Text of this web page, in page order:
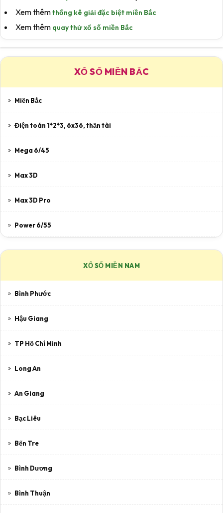
Xem thêmthống kê giải đặc biệt miền Bắc
Xem thêm quay thử xổ số miền Bắc
XỔ SỐ MIỀN BẮC
Miền Bắc
Điện toán 1*2*3, 6x36, thần tài
Mega 6/45
Max 3D
Max 3D Pro
Power 6/55
XỔ SỐ MIỀN NAM
Bình Phước
Hậu Giang
TP Hồ Chí Minh
Long An
An Giang
Bạc Liêu
Bến Tre
Bình Dương
Bình Thuận